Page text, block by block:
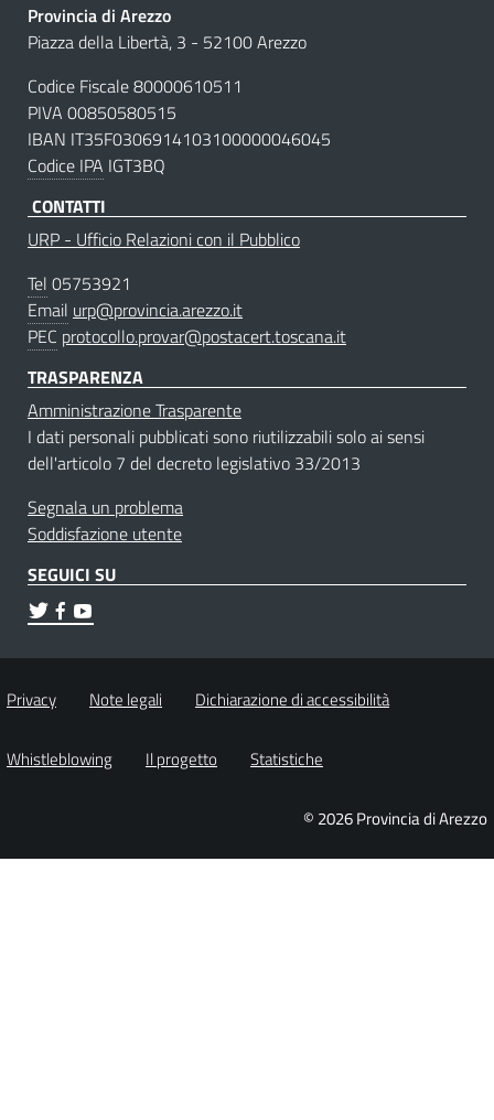
Provincia di Arezzo
Piazza della Libertà, 3 - 52100 Arezzo
Codice Fiscale 80000610511
PIVA 00850580515
IBAN IT35F0306914103100000046045
Codice IPA IGT3BQ
CONTATTI
URP - Ufficio Relazioni con il Pubblico
Tel 05753921
Email urp@provincia.arezzo.it
PEC protocollo.provar@postacert.toscana.it
TRASPARENZA
Amministrazione Trasparente
I dati personali pubblicati sono riutilizzabili solo ai sensi
dell'articolo 7 del decreto legislativo 33/2013
Segnala un problema
Soddisfazione utente
SEGUICI SU
Privacy Note legali Dichiarazione di accessibilità
Whistleblowing Il progetto Statistiche
© 2026 Provincia di Arezzo